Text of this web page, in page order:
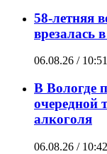
58-летняя
врезалась
06.08.26 / 10:51
В Вологде
очередной
алкоголя
06.08.26 / 10:42